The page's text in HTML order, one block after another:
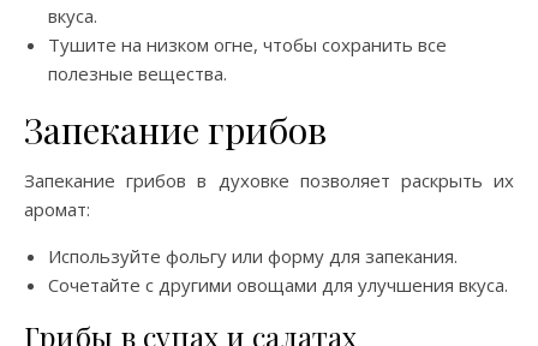
вкуса.
Тушите на низком огне, чтобы сохранить все
полезные вещества.
Запекание грибов
Запекание грибов в духовке позволяет раскрыть их
аромат:
Используйте фольгу или форму для запекания.
Сочетайте с другими овощами для улучшения вкуса.
Грибы в супах и салатах